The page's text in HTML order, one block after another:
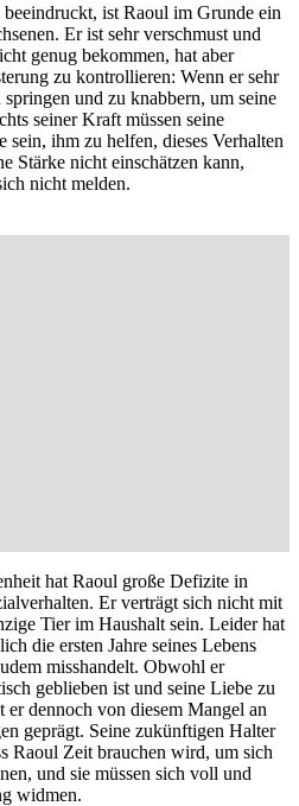
ist Raoul im Grunde ein
Er ist sehr verschmust und
genug bekommen, hat aber
zu kontrollieren: Wenn er sehr
und zu knabbern, um seine
seiner Kraft müssen seine
sein, ihm zu helfen, dieses Verhalten
Stärke nicht einschätzen kann,
nicht melden.
hat Raoul große Defizite in
Er verträgt sich nicht mit
Tier im Haushalt sein. Leider hat
die ersten Jahre seines Lebens
misshandelt. Obwohl er
geblieben ist und seine Liebe zu
er dennoch von diesem Mangel an
geprägt. Seine zukünftigen Halter
Raoul Zeit brauchen wird, um sich
und sie müssen sich voll und
widmen.